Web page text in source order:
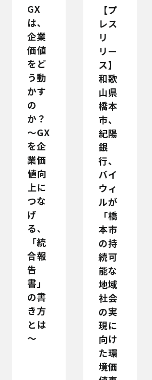
GX
は、
企業
価値
をど
う動
かす
の
か？
～GX
を企
業価
値向
上に
つな
げ
る、
「統
合報
告
書」
の書
き方
とは
～
【プ
レス
リ
リー
ス】
和歌
山県
橋本
市、
紀陽
銀
行、
バイ
ウィ
ルが
「橋
本市
の持
続可
能な
地域
社会
の実
現に
向け
た環
境価